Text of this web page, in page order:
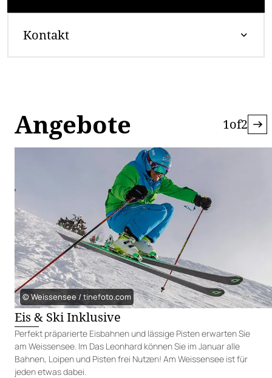
Kontakt
Angebote 1of2
© Weissensee / tinefoto.com
Eis & Ski Inklusive
Perfekt präparierte Eisbahnen und lässige Pisten erwarten Sie
am Weissensee. Im Das Leonhard können Sie im Januar alle
Bahnen, Loipen und Pisten frei Nutzen! Am Weissensee ist für
jeden etwas dabei.